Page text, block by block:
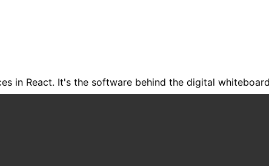
in React. It's the software behind the digital